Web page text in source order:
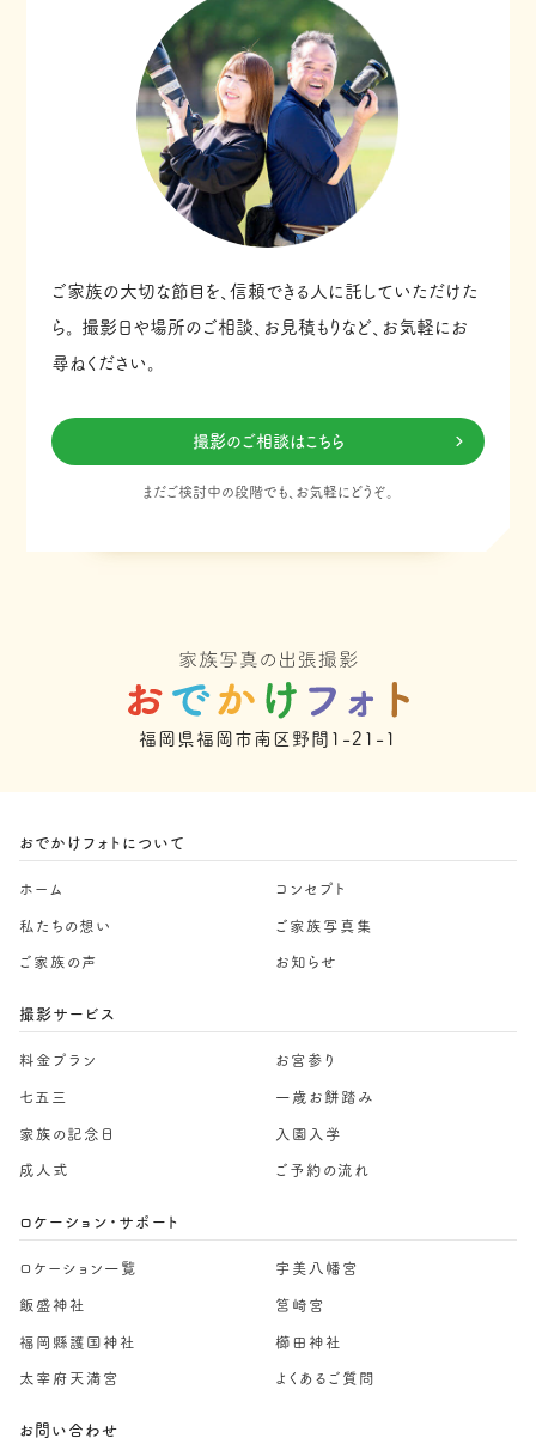
ご家族の大切な節目を、信頼できる人に託していただけた
ら。
撮影日や場所のご相談、お見積もりなど、お気軽にお
尋ねください。
撮影のご相談はこちら
まだご検討中の段階でも、お気軽にどうぞ。
福岡県福岡市南区野間1-21-1
おでかけフォトについて
ホーム コンセプト
私たちの想い ご家族写真集
ご家族の声 お知らせ
撮影サービス
料金プラン お宮参り
七五三 一歳お餅踏み
家族の記念日 入園入学
成人式 ご予約の流れ
ロケーション・サポート
ロケーション一覧 宇美八幡宮
飯盛神社 筥崎宮
福岡縣護国神社 櫛田神社
太宰府天満宮 よくあるご質問
お問い合わせ